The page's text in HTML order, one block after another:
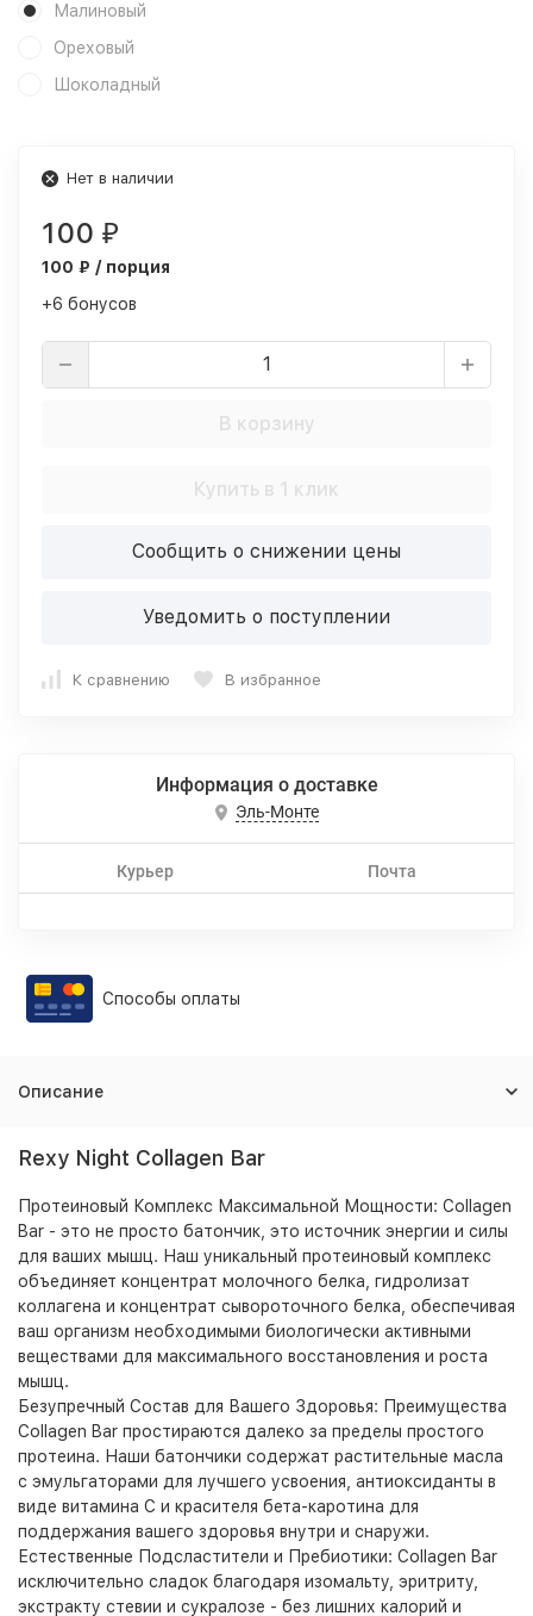
Малиновый
Ореховый
Шоколадный
Нет в наличии
100 ₽
100 ₽ / порция
+6 бонусов
В корзину
Купить в 1 клик
Сообщить о снижении цены
Уведомить о поступлении
К сравнению В избранное
Информация о доставке
Эль-Монте
Курьер Почта
Способы оплаты
Описание
Rexy Night Collagen Bar
Протеиновый Комплекс Максимальной Мощности: Collagen
Bar - это не просто батончик, это источник энергии и силы
для ваших мышц. Наш уникальный протеиновый комплекс
объединяет концентрат молочного белка, гидролизат
коллагена и концентрат сывороточного белка, обеспечивая
ваш организм необходимыми биологически активными
веществами для максимального восстановления и роста
мышц.
Безупречный Состав для Вашего Здоровья: Преимущества
Collagen Bar простираются далеко за пределы простого
протеина. Наши батончики содержат растительные масла
с эмульгаторами для лучшего усвоения, антиоксиданты в
виде витамина С и красителя бета-каротина для
поддержания вашего здоровья внутри и снаружи.
Естественные Подсластители и Пребиотики: Collagen Bar
исключительно сладок благодаря изомальту, эритриту,
экстракту стевии и сукралозе - без лишних калорий и